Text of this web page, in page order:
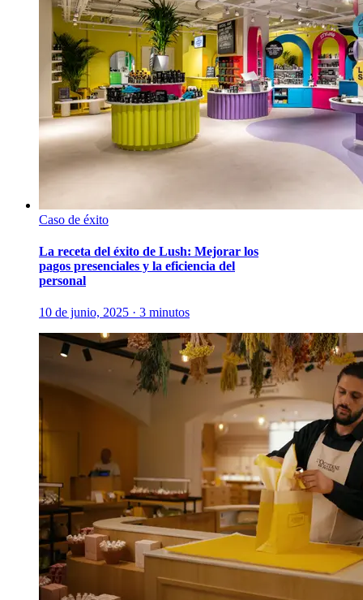
Caso de éxito
La receta del éxito de Lush: Mejorar los
pagos presenciales y la eficiencia del
personal
10 de junio, 2025 · 3 minutos